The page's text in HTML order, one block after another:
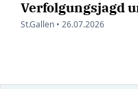
Verfolgungsjagd
St.Gallen • 26.07.2026